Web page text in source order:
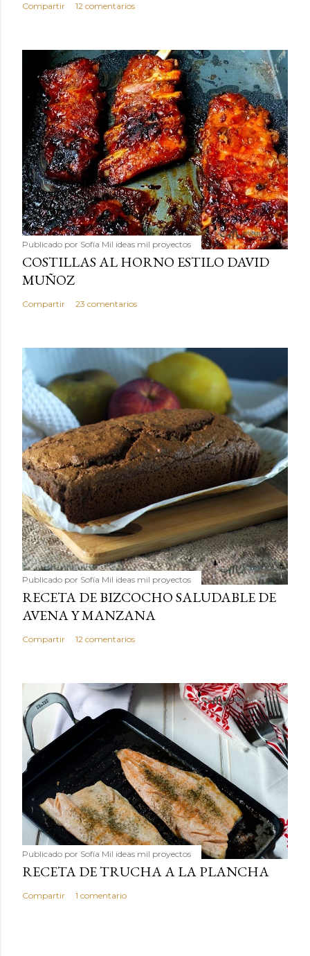
Compartir 12 comentarios
Publicado por Sofía Mil ideas mil proyectos
COSTILLAS AL HORNO ESTILO DAVID
MUÑOZ
Compartir 23 comentarios
Publicado por Sofía Mil ideas mil proyectos
RECETA DE BIZCOCHO SALUDABLE DE
AVENA Y MANZANA
Compartir 12 comentarios
Publicado por Sofía Mil ideas mil proyectos
RECETA DE TRUCHA A LA PLANCHA
Compartir 1 comentario